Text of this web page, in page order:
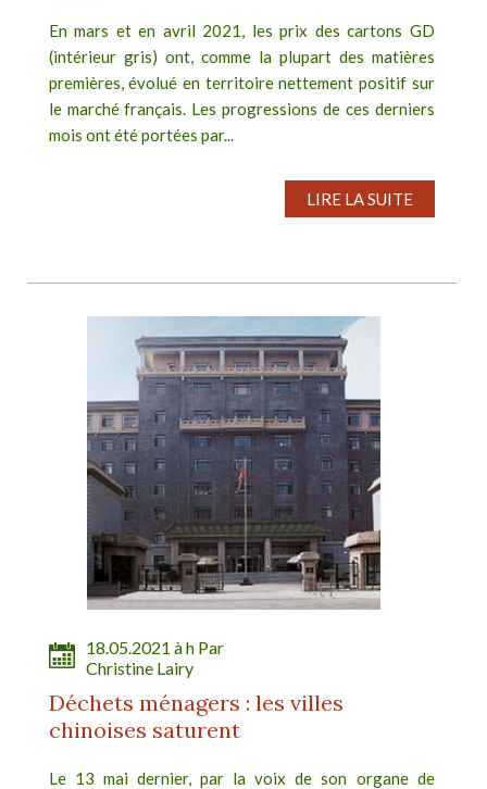
En mars et en avril 2021, les prix des cartons GD
(intérieur gris) ont, comme la plupart des matières
premières, évolué en territoire nettement positif sur
le marché français. Les progressions de ces derniers
mois ont été portées par...
LIRE LA SUITE
18.05.2021 à h Par
Christine Lairy
Déchets ménagers : les villes
chinoises saturent
Le 13 mai dernier, par la voix de son organe de